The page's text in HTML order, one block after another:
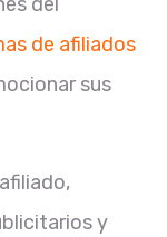
de afiliados
sus
y